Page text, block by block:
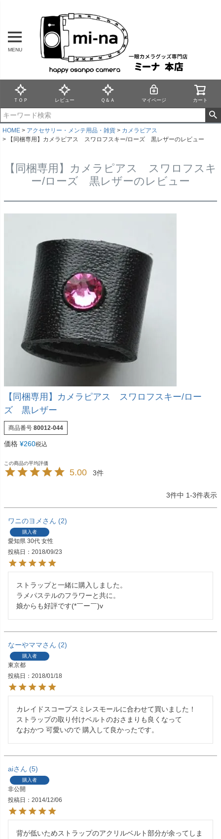
MENU
ＴＯＰ レビュー Ｑ＆Ａ マイページ カート
HOME アクセサリー・メンテ用品・雑貨
カメラピアス
【同梱専用】カメラピアス スワロフスキー/ローズ 黒レザーのレビュー
【同梱専用】カメラピアス スワロフスキ
ー/ローズ 黒レザーのレビュー
【同梱専用】カメラピアス スワロフスキー/ロー
ズ 黒レザー
商品番号 80012-044
価格 ¥260税込
5.00 3
3件中 1-3件表示
ワニのヨメ 2
購入者
愛知県 30代 女性
投稿日
2018/09/23
ストラップと一緒に購入しました。
ラメパステルのフラワーと共に。
娘からも好評です(*￣ー￣)v
なーやママ 2
購入者
東京都
投稿日
2018/01/18
カレイドスコープスミレスモールに合わせて買いました！
ストラップの取り付けベルトのおさまりも良くなって
なおかつ 可愛いので 購入して良かったです。
ai 5
購入者
非公開
投稿日
2014/12/06
背が低いためストラップのアクリルベルト部分が余ってしま